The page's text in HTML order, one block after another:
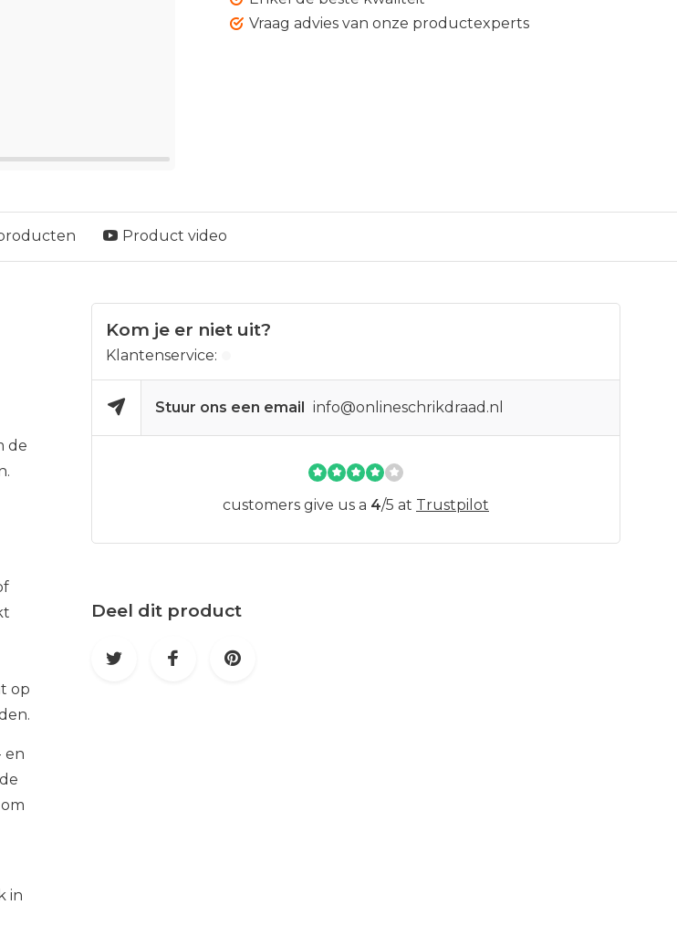
Vraag advies van onze productexperts
Product video
de
op
en
in
Kom je er niet uit?
Klantenservice:
Stuur ons een email info@onlineschrikdraad.nl
customers give us a 4/5 at Trustpilot
Deel dit product